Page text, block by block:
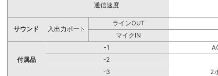
通信速度
サウンド 入出力ポート
ラインOUT
マイクIN
付属品
-1
-2
-3
2